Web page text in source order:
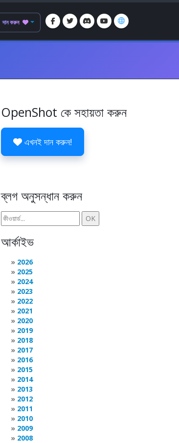
দান করুন
OpenShot কে সহায়তা করুন
এখনই দান করুন!
ব্লগ অনুসন্ধান করুন
আর্কাইভ
2026
2025
2024
2023
2022
2021
2020
2019
2018
2017
2016
2015
2014
2013
2012
2011
2010
2009
2008